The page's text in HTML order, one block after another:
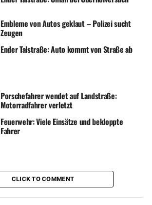
Embleme von Autos geklaut – Polizei sucht
Zeugen
Ender Talstraße: Auto kommt von Straße ab
Porschefahrer wendet auf Landstraße:
Motorradfahrer verletzt
Feuerwehr: Viele Einsätze und bekloppte
Fahrer
CLICK TO COMMENT